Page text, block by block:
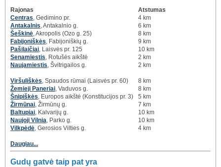
Rajonas
Atstumas
Centras , Gedimino pr.
4 km
Antakalnis , Antakalnio g.
6 km
Šeškinė , Akropolis (Ozo g. 25)
8 km
Fabijoniškės , Fabijoniškių g.
9 km
Pašilaičiai , Laisvės pr. 125
10 km
Senamiestis , Rotušės aikštė
2 km
Naujamiestis , Švitrigailos g. 2 km
Viršuliškės , Spaudos rūmai (Laisvės pr. 60)
8 km
Žemieji Paneriai , Vaduvos g.
8 km
Šnipiškės , Europos aikštė (Konstitucijos pr. 3)
5 km
Žirmūnai , Žirmūnų g.
7 km
Baltupiai , Kalvarijų g.
10 km
Naujoji Vilnia , Parko g.
10 km
Vilkpėdė , Gerosios Vilties g. 4 km
Daugiau...
Gudų gatvė taip pat yra